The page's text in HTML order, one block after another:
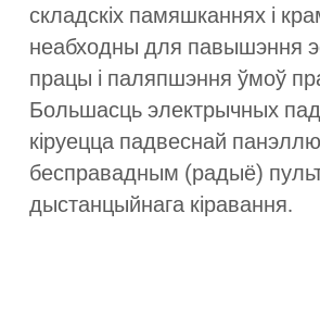
складскіх памяшканнях і
неабходны для павышэння
працы і паляпшэння ўмоў
Большасць электрычных
кіруецца падвеснай
бесправадным (радыё)
дыстанцыйнага кіравання.